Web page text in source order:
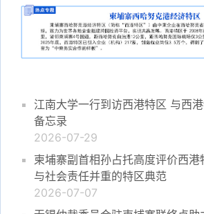
江南大学一行到访西港特区 与西
备忘录
2026-07-29
柬埔寨副首相孙占托高度评价西
与社会责任并重的特区典范
2026-07-07